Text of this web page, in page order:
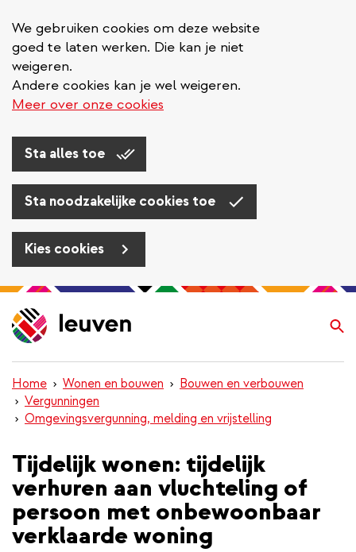
We gebruiken cookies om deze website
goed te laten werken. Die kan je niet
weigeren.
Andere cookies kan je wel weigeren.
Meer over onze cookies
Sta alles toe
Sta noodzakelijke cookies toe
Kies cookies
Overslaan
en
naar
inhoud
gaan
Home Wonen en bouwen
Bouwen en verbouwen
Vergunningen
Omgevingsvergunning, melding en vrijstelling
Tijdelijk wonen: tijdelijk
verhuren aan vluchteling of
persoon met onbewoonbaar
verklaarde woning